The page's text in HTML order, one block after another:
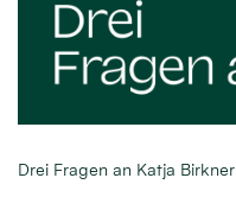
Drei Fragen an Katja Birkner